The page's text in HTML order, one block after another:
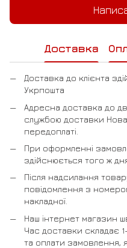
Доставка
Доставка до клієнта
Укрпошта
Адресна доставка до
службою доставки Нова
передоплаті.
При оформленні
здійснюється того ж
Після надсилання
повідомлення з
накладної.
Наш інтернет магазин
Час доставки складає
та оплати замовлення,